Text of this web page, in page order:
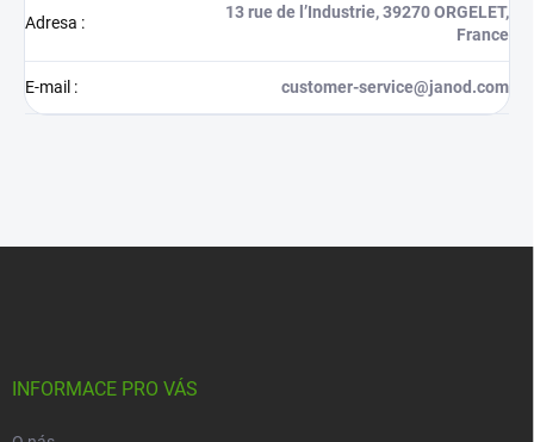
Adresa :
13 rue de l’Industrie, 39270 ORGELET,
France
E-mail : customer-service@janod.com
INFORMACE PRO VÁS